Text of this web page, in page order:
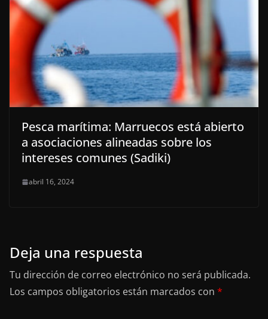
Pesca marítima: Marruecos está abierto
a asociaciones alineadas sobre los
intereses comunes (Sadiki)
abril 16, 2024
Deja una respuesta
Tu dirección de correo electrónico no será publicada.
Los campos obligatorios están marcados con *